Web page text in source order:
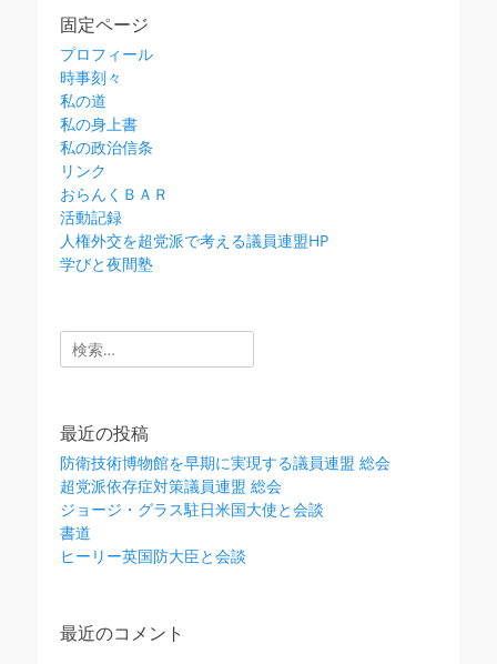
固定ページ
プロフィール
時事刻々
私の道
私の身上書
私の政治信条
リンク
おらんくＢＡＲ
活動記録
人権外交を超党派で考える議員連盟HP
学びと夜間塾
検
索:
最近の投稿
防衛技術博物館を早期に実現する議員連盟 総会
超党派依存症対策議員連盟 総会
ジョージ・グラス駐日米国大使と会談
書道
ヒーリー英国防大臣と会談
最近のコメント